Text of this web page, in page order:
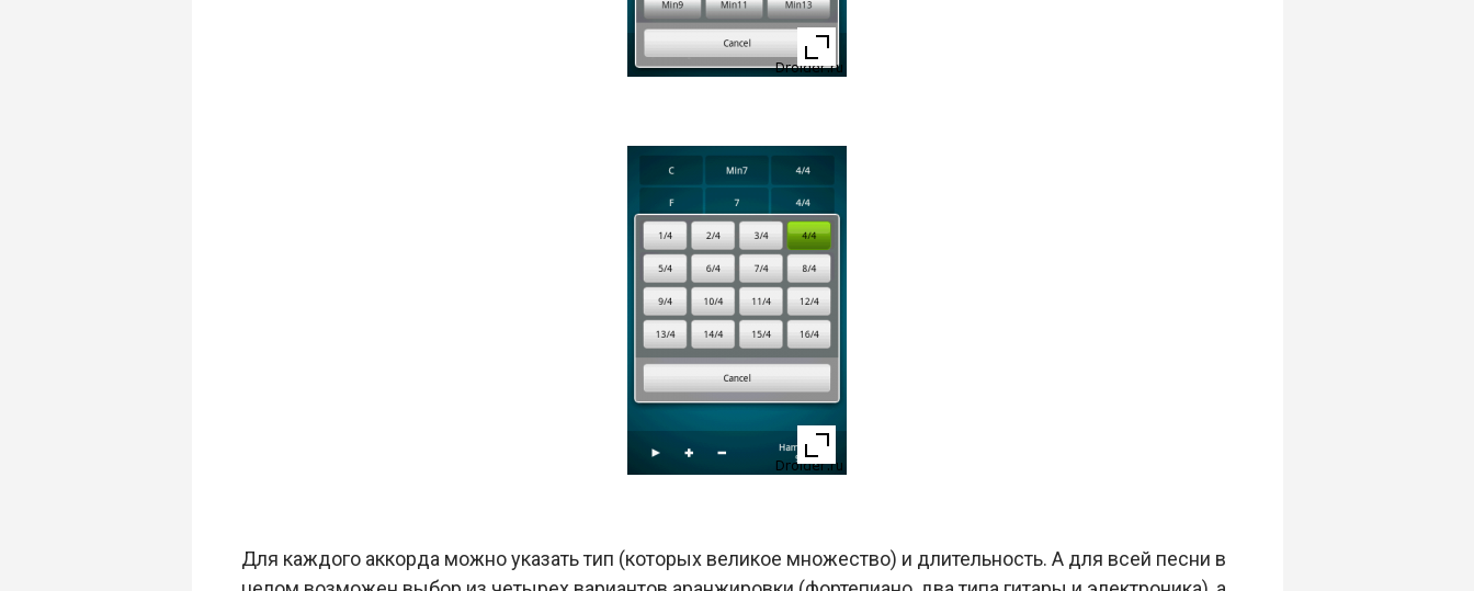
Для каждого аккорда можно указать тип (которых великое множество) и длительность. А для всей песни в